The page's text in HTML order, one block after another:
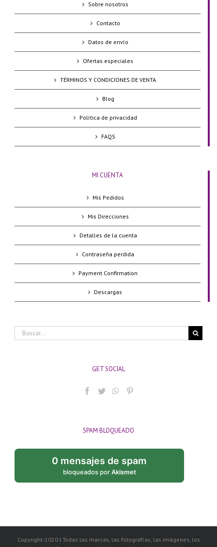
Sobre nosotros
Contacto
Datos de envío
Ofertas especiales
TÉRMINOS Y CONDICIONES DE VENTA
Blog
Política de privacidad
FAQS
MI CUENTA
Mis Pedidos
Mis Direcciones
Detalles de la cuenta
Contraseña perdida
Payment Confirmation
Descargas
Buscar:
GET SOCIAL
SPAM BLOQUEADO
0 mensajes de spam
bloqueados porAkismet
Copyright-2020 | Todas las marcas, las fotografías, las imágenes, los